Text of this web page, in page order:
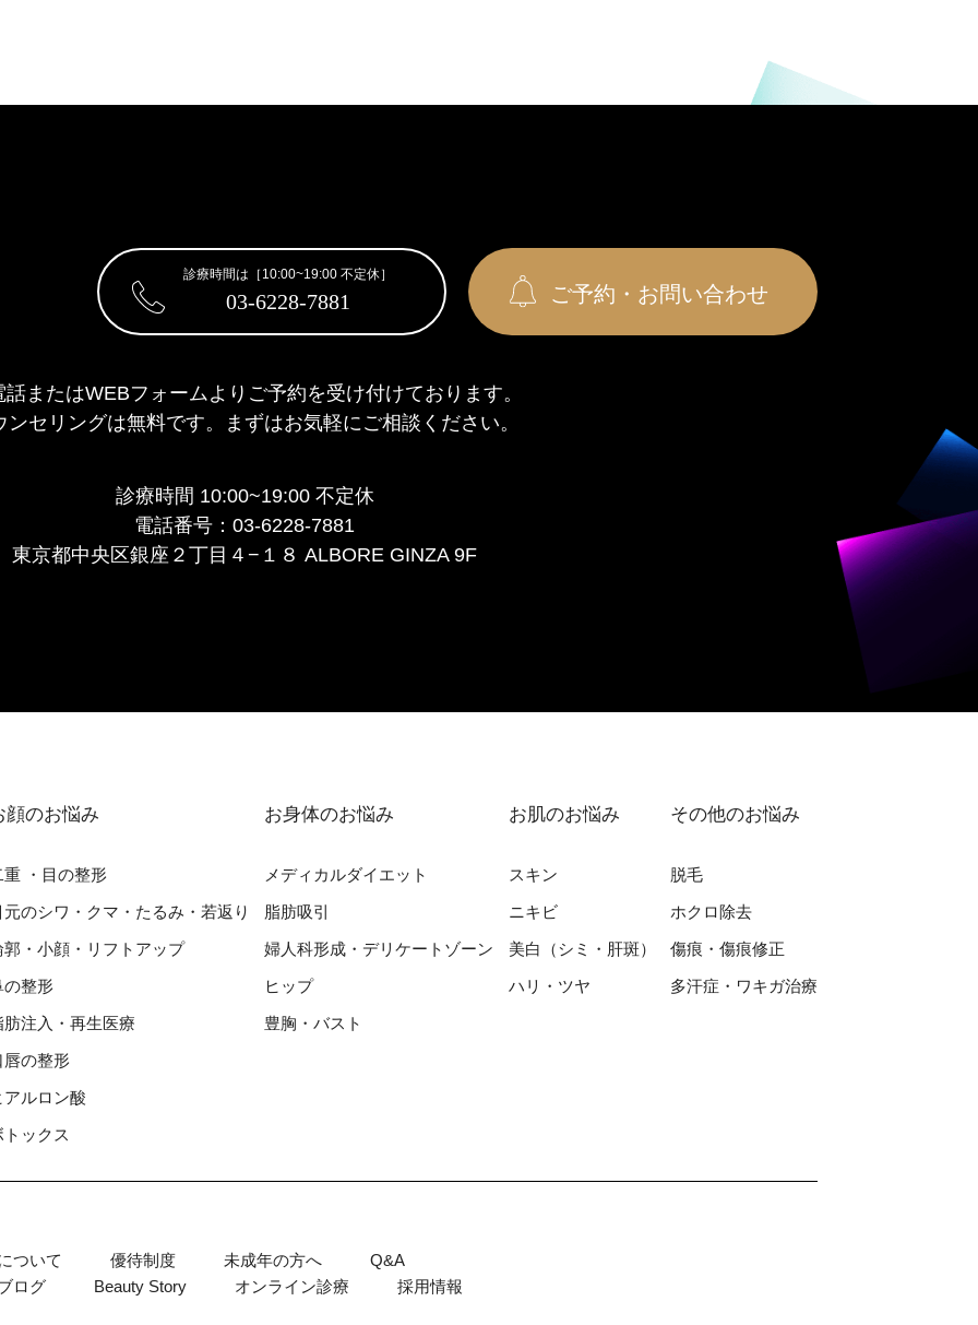
診療時間は［10:00~19:00 不定休］
03-6228-7881 ご予約・お問い合わせ
話またはWEBフォームより ご予約を受け付けております。
ンセリングは無料です。
まずはお気軽にご相談ください。
診療時間 10:00~19:00 不定休
電話番号：03-6228-7881
東京都中央区銀座２丁⽬４−１８ ALBORE GINZA 9F
顔のお悩み
重 ・⽬の整形
元のシワ・クマ・たるみ・若返り
郭・⼩顔・リフトアップ
の整形
肪注入・再生医療
唇の整形
アルロン酸
トックス
お⾝体のお悩み
メディカルダイエット
脂肪吸引
婦⼈科形成・デリケートゾーン
ヒップ
豊胸・バスト
お肌のお悩み
スキン
ニキビ
美⽩（シミ・肝斑）
ハリ・ツヤ
その他のお悩み
脱⽑
ホクロ除去
傷痕・傷痕修正
多汗症・ワキガ治療
ついて 優待制度 未成年の方へ
Q&A
ログ
Beauty Story オンライン診療 採用情報